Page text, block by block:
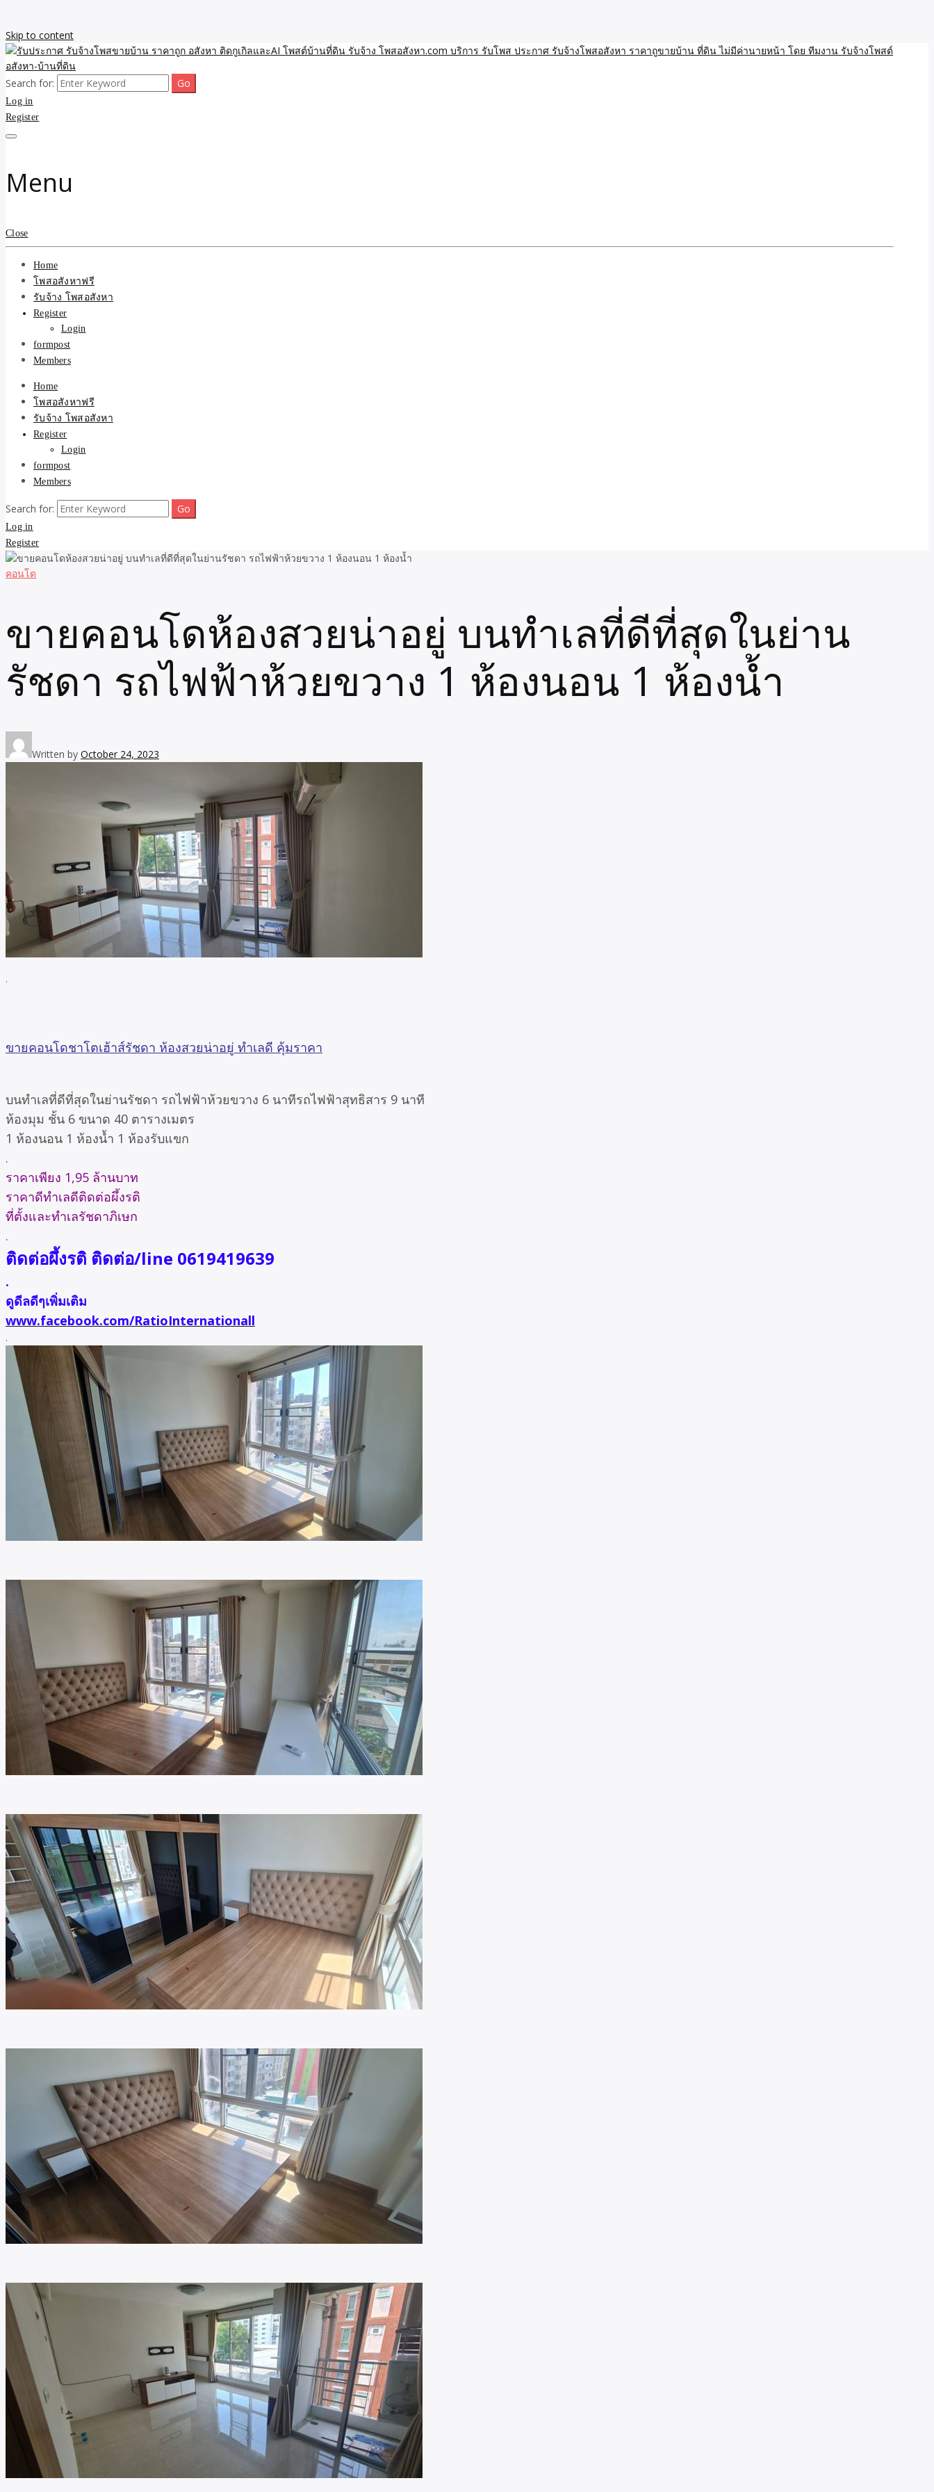
Skip to content
รับประกาศ รับจ้างโพสขายบ้าน ราคาถูก อสังหา ติดกูเกิลและAI โพสต์บ้านที่ดิน
รับจ้าง โพสอสังหา.com บริการ รับโพส ประกาศ รับจ้างโพสอสังหา ราคาถูขายบ้าน
รับจ้างโพสขายบ้าน ราคาถูก ประกาศ ขายอสังหา โฆษณา ไม่มีค่านายหน้า โพสอสังหา รับจ้างโพสขายบ้านบริการ รับจ้างโพสอสังหา ราคาถูก ขายบ้าน ขายที่ดิน เว็บประกาศ โพส โฆษณา ลงประกาศฟรี
Search for:
Log in
Register
Menu
Close
Home
โพสอสังหาฟรี
รับจ้าง โพสอสังหา
Register
Login
formpost
Members
Home
โพสอสังหาฟรี
รับจ้าง โพสอสังหา
Register
Login
formpost
Members
Search for:
Log in
Register
คอนโด
ขายคอนโดห้องสวยน่าอยู่ บนทำเลที่ดีที่สุดในย่าน
รัชดา รถไฟฟ้าห้วยขวาง 1 ห้องนอน 1 ห้องน้ำ
Written by October 24, 2023
.
ขายคอนโดชาโตเฮ้าส์รัชดา ห้องสวยน่าอยู่ ทำเลดี คุ้มราคา
บนทำเลที่ดีที่สุดในย่านรัชดา รถไฟฟ้าห้วยขวาง 6 นาทีรถไฟฟ้าสุทธิสาร 9 นาที
ห้องมุม ชั้น 6 ขนาด 40 ตารางเมตร
1 ห้องนอน 1 ห้องน้ำ 1 ห้องรับแขก
.
ราคาเพียง 1,95 ล้านบาท
ราคาดีทำเลดีติดต่อผึ้งรติ
ที่ตั้งและทำเลรัชดาภิเษก
.
ติดต่อผึ้งรติ ติดต่อ/line 0619419639
.
ดูดีลดีๆเพิ่มเติม
www.facebook.com/RatioInternationall
.